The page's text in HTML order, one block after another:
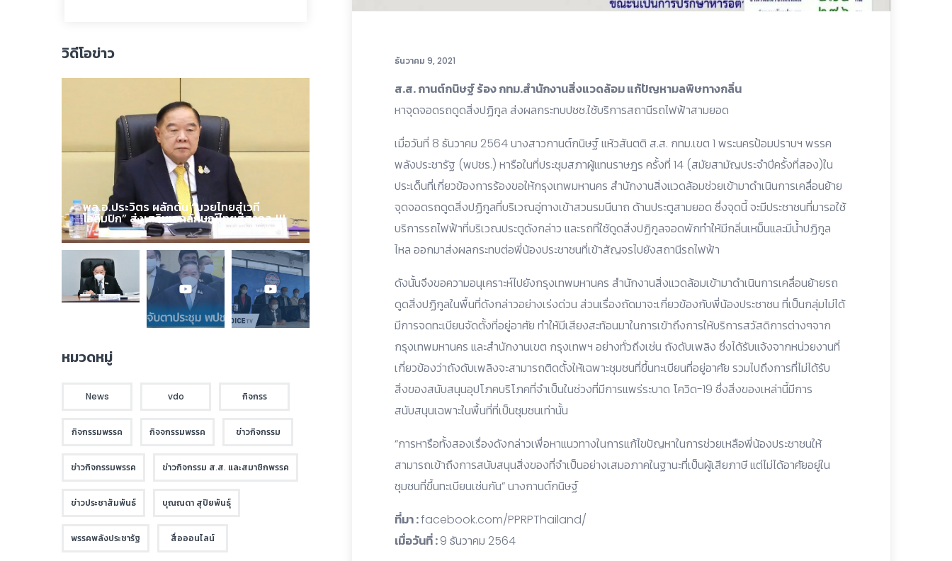
ธันวาคม 9, 2021
ส.ส. กานต์กนิษฐ์ ร้อง กทม.สำนักงานสิ่งแวดล้อม แก้ปัญหามลพิษทางกลิ่น
หาจุดจอดรถดูดสิ่งปฏิกูล ส่งผลกระทบปชช.ใช้บริการสถานีรถไฟฟ้าสามยอด
เมื่อวันที่ 8 ธันวาคม 2564 นางสาวกานต์กนิษฐ์ แห้วสันตติ ส.ส. กทม.เขต 1 พระนครป้อมปราบฯ พรรค
พลังประชารัฐ (พปชร.) หารือในที่ประชุมสภาผู้แทนราษฎร ครั้งที่ 14 (สมัยสามัญประจำปีครั้งที่สอง)ใน
ประเด็นที่เกี่ยวข้องการร้องขอให้กรุงเทพมหานคร สำนักงานสิ่งแวดล้อมช่วยเข้ามาดำเนินการเคลื่อนย้าย
จุดจอดรถดูดสิ่งปฏิกูลที่บริเวณอู่ทางเข้าสวนรมนีนาถ ด้านประตูสามยอด ซึ่งจุดนี้ จะมีประชาชนที่มารอใช้
บริการรถไฟฟ้าที่บริเวณประตูดังกล่าว และรถที่ใช้ดูดสิ่งปฏิกูลจอดพักทำให้มีกลิ่นเหม็นและมีน้ำปฏิกูล
ไหล ออกมาส่งผลกระทบต่อพี่น้องประชาชนที่เข้าสัญจรไปยังสถานีรถไฟฟ้า
ดังนั้นจึงขอความอนุเคราะห์ไปยังกรุงเทพมหานคร สำนักงานสิ่งแวดล้อมเข้ามาดำเนินการเคลื่อนย้ายรถ
ดูดสิ่งปฏิกูลในพื้นที่ดังกล่าวอย่างเร่งด่วน ส่วนเรื่องถัดมาจะเกี่ยวข้องกับพี่น้องประชาชน ที่เป็นกลุ่มไม่ได้
มีการจดทะเบียนจัดตั้งที่อยู่อาศัย ทำให้มีเสียงสะท้อนมาในการเข้าถึงการให้บริการสวัสดิการต่างๆจาก
กรุงเทพมหานคร และสำนักงานเขต กรุงเทพฯ อย่างทั่วถึงเช่น ถังดับเพลิง ซึ่งได้รับแจ้งจากหน่วยงานที่
เกี่ยวข้องว่าถังดับเพลิงจะสามารถติดตั้งให้เฉพาะชุมชนที่ขึ้นทะเบียนที่อยู่อาศัย รวมไปถึงการที่ไม่ได้รับ
สิ่งของสนับสนุนอุปโภคบริโภคที่จำเป็นในช่วงที่มีการแพร่ระบาด โควิด-19 ซึ่งสิ่งของเหล่านี้มีการ
สนับสนุนเฉพาะในพื้นที่ที่เป็นชุมชนเท่านั้น
“การหารือทั้งสองเรื่องดังกล่าวเพื่อหาแนวทางในการแก้ไขปัญหาในการช่วยเหลือพี่น้องประชาชนให้
สามารถเข้าถึงการสนับสนุนสิ่งของที่จำเป็นอย่างเสมอภาคในฐานะที่เป็นผู้เสียภาษี แต่ไม่ได้อาศัยอยู่ใน
ชุมชนที่ขึ้นทะเบียนเช่นกัน” นางกานต์กนิษฐ์
ที่มา :facebook.com/PPRPThailand/
เมื่อวันที่ :9 ธันวาคม 2564
วิดีโอข่าว
พล.อ.ประวิตร ผลักดัน “มวยไทยสู่เวที
โอลิมปิก” ส่งเสริมเอกลักษณ์ไทยสู่สากล !!!
หมวดหมู่
News vdo กิจกรร
กิจกรรมพรรค กิจจกรรมพรรค ข่าวกิจกรรม
ข่าวกิจกรรมพรรค ข่าวกิจกรรม ส.ส. และสมาชิกพรรค
ข่าวประชาสัมพันธ์ บุณณดา สุปิยพันธุ์
พรรคพลังประชารัฐ สื่อออนไลน์